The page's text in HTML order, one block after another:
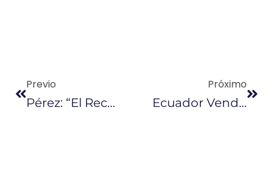
Previo
Pérez: “El Recorte De La Producción De La OPEP No Es Un Mandato”
Próximo
Ecuador Venderá Crudo A Perú De Forma Directa